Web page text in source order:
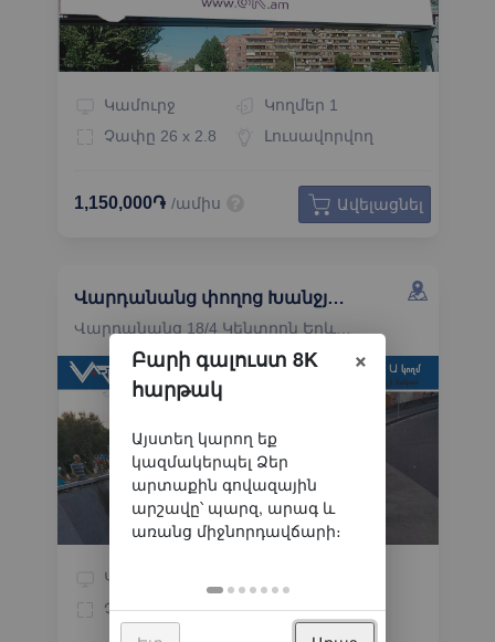
Կամուրջ
Չափը 26 x 2.8
Կողմեր 1
Լուսավորվող
Ավելացնել
1,150,000֏ /ամիս
Վարդանանց փողոց Խանջյան փողոցի հետ հատման ստորգետնյա թունել
Վարդանանց 18/4 Կենտրոն Երևան
Կամուրջ
Չափը7.6 x 1.5
Լուսավորվող
Բարի գալուստ 8K
հարթակ
×